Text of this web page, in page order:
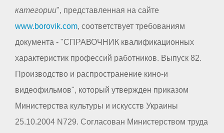
категории", представленная на сайте
www.borovik.com, соответствует требованиям
документа - "СПРАВОЧНИК квалификационных
характеристик профессий работников. Выпуск 82.
Производство и распространение кино-и
видеофильмов", который утвержден приказом
Министерства культуры и искусств Украины
25.10.2004 N729. Согласован Министерством труда